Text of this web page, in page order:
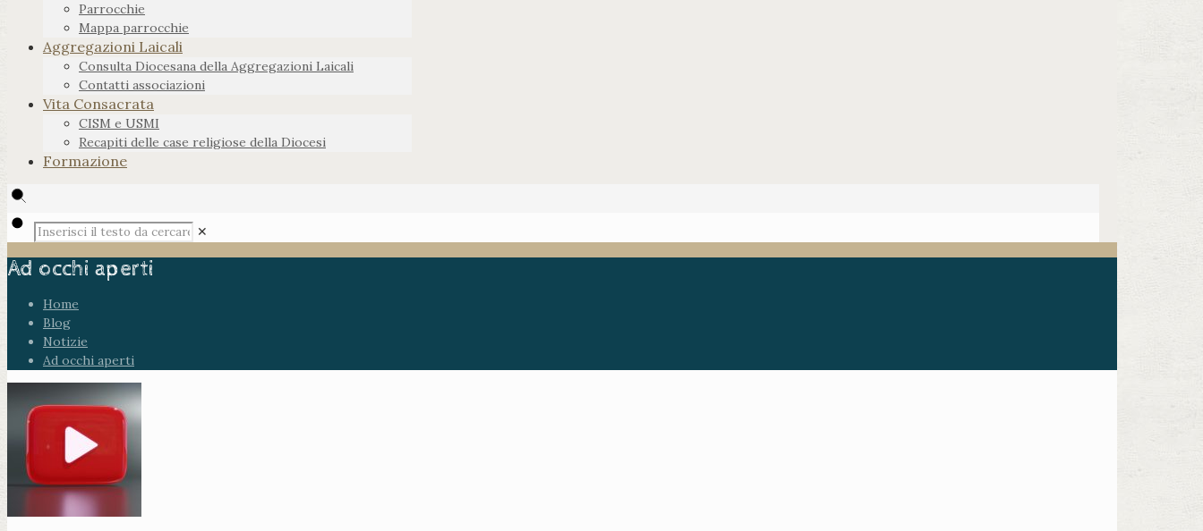
Parrocchie
Mappa parrocchie
Aggregazioni Laicali
Consulta Diocesana della Aggregazioni Laicali
Contatti associazioni
Vita Consacrata
CISM e USMI
Recapiti delle case religiose della Diocesi
Formazione
✕
Ad occhi aperti
Home
Blog
Notizie
Ad occhi aperti